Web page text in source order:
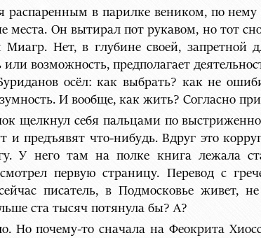
распаренным в парилке веником, по
Он вытирал пот рукавом, но тот
Миагр. Нет, в глубине своей,
возможность, предполагает
осёл: как выбрать? как не
И вообще, как жить? Согласно
щелкнул себя пальцами по
предъявят что-нибудь. Вдруг это
У него там на полке книга лежала
первую страницу. Перевод с
писатель, в Подмосковье живет,
ста тысяч потянула бы? А?
Но почему-то сначала на Феокрита